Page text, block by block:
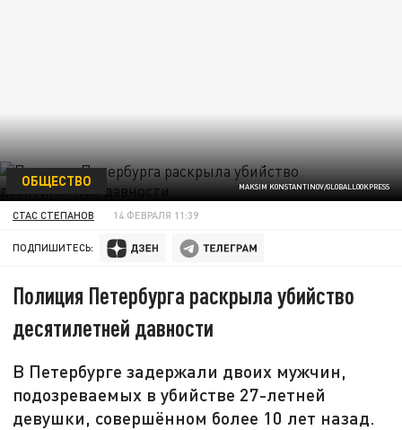
MAKSIM KONSTANTINOV/GLOBALLOOKPRESS
ОБЩЕСТВО
СТАС СТЕПАНОВ 14 ФЕВРАЛЯ 11:39
ПОДПИШИТЕСЬ:
Полиция Петербурга раскрыла убийство
десятилетней давности
В Петербурге задержали двоих мужчин,
подозреваемых в убийстве 27-летней
девушки, совершённом более 10 лет назад.